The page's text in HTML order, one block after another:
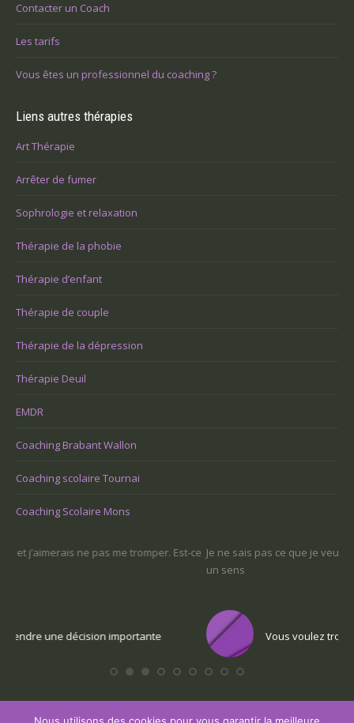
Contacter un Coach
Les tarifs
Vous êtes un professionnel du coaching ?
Liens autres thérapies
Art Thérapie
Arrêter de fumer
Sophrologie et relaxation
Thérapie de la phobie
Thérapie d’enfant
Thérapie de couple
Thérapie de la dépression
Thérapie Deuil
EMDR
Coaching Brabant Wallon
Coaching scolaire Tournai
Coaching Scolaire Mons
Je ne sais pas ce que je veux faire dans la vie : comment retrouver
Vous voulez trouver votre voix personnelle